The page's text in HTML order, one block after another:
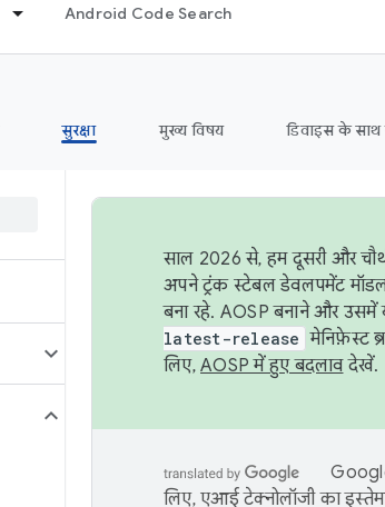
Android Code Search
सुरक्षा मुख्य विषय डिवाइस के साथ
साल 2026 से, हम दूसरी और
अपने ट्रंक स्टेबल डेवलपमेंट
बना रहे. AOSP बनाने और उसमें
latest-release मेनिफ़ेस्ट
लिए, AOSP में हुए बदलावदेखें.
लिए, एआई टेक्नोलॉजी का